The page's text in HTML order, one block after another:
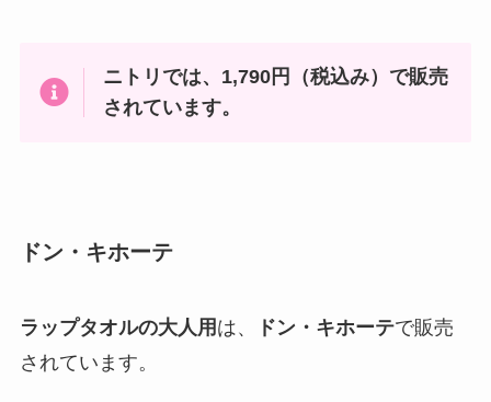
ニトリ では、1,790円（税込み）で販売
されています。
ドン・キホーテ
ラップタオルの大人用 は、 ドン・キホーテで販売
されています。